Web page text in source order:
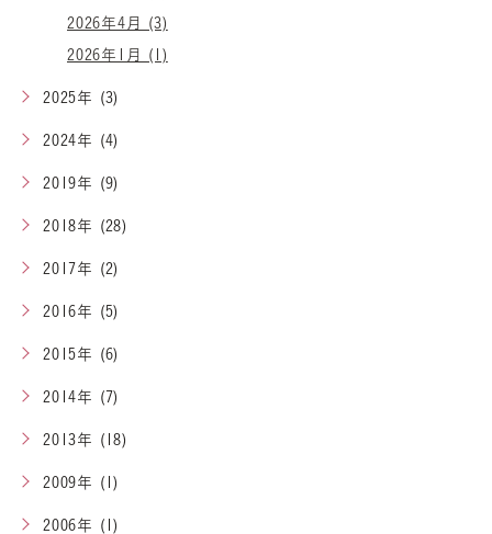
2026年4月 (3)
2026年1月 (1)
2025年 (3)
2024年 (4)
2019年 (9)
2018年 (28)
2017年 (2)
2016年 (5)
2015年 (6)
2014年 (7)
2013年 (18)
2009年 (1)
2006年 (1)